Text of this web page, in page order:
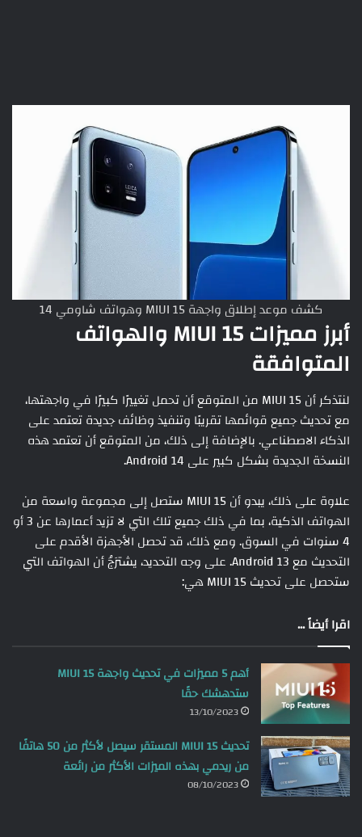
كشف موعد إطلاق واجهة MIUI 15 وهواتف شاومي 14
أبرز مميزات MIUI 15 والهواتف
المتوافقة
لنتذكر أن MIUI 15 من المتوقع أن تحمل تغييرًا كبيرًا في واجهتها،
مع تحديث جميع قوائمها تقريبًا وتنفيذ وظائف جديدة تعتمد على
الذكاء الاصطناعي. بالإضافة إلى ذلك، من المتوقع أن تعتمد هذه
النسخة الجديدة بشكل كبير على Android 14.
علاوة على ذلك، يبدو أن MIUI 15 ستصل إلى مجموعة واسعة من
الهواتف الذكية، بما في ذلك جميع تلك التي لا تزيد أعمارها عن 3 أو
4 سنوات في السوق. ومع ذلك، قد تحصل الأجهزة الأقدم على
التحديث مع Android 13. على وجه التحديد، يشترَجُ أن الهواتف التي
ستحصل على تحديث MIUI 15 هي:
اقرا أيضاً ...
أهم 5 مميزات في تحديث واجهة MIUI 15
ستدهشك حقًا
13/10/2023
تحديث MIUI 15 المستقر سيصل لأكثر من 50 هاتفًا
من ريدمي بهذه الميزات الأكثر من رائعة
08/10/2023